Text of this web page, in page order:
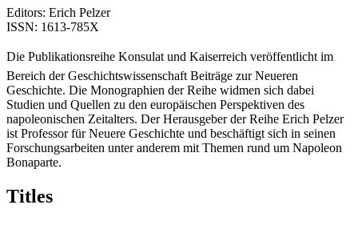
Editors: Erich Pelzer
ISSN: 1613-785X
Die Publikationsreihe Konsulat und Kaiserreich veröffentlicht im
Bereich der Geschichtswissenschaft Beiträge zur Neueren
Geschichte. Die Monographien der Reihe widmen sich dabei
Studien und Quellen zu den europäischen Perspektiven des
napoleonischen Zeitalters. Der Herausgeber der Reihe Erich Pelzer
ist Professor für Neuere Geschichte und beschäftigt sich in seinen
Forschungsarbeiten unter anderem mit Themen rund um Napoleon
Bonaparte.
Titles